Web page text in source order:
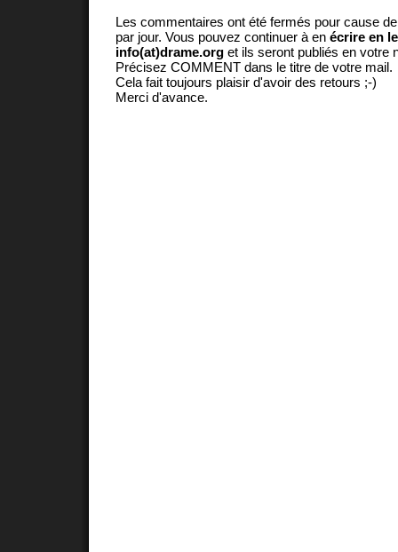
Les commentaires ont été fermés pour cause
par jour. Vous pouvez continuer à en écrire en
info(at)drame.org et ils seront publiés en votre
Précisez COMMENT dans le titre de votre mail.
Cela fait toujours plaisir d'avoir des retours ;-)
Merci d'avance.